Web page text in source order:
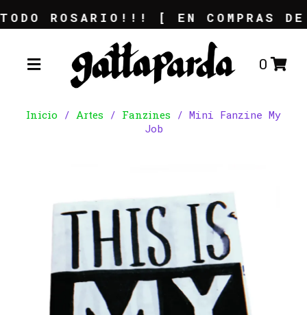
ROSARIO!!! [ EN COMPRAS DE
0
Inicio / Artes / Fanzines / Mini Fanzine My
Job